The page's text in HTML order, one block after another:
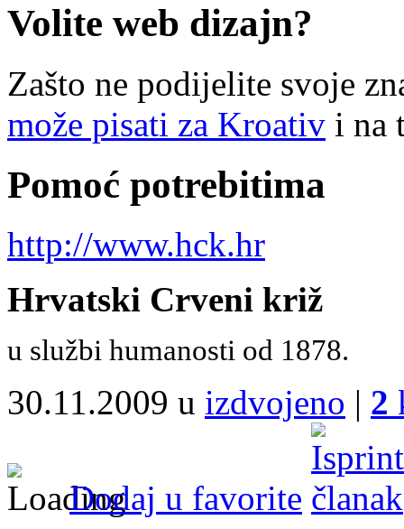
Volite web dizajn?
Zašto ne podijelite svoje
može pisati za Kroativ i na
Pomoć potrebitima
http://www.hck.hr
Hrvatski Crveni križ
u službi humanosti od 1878.
30.11.2009 u izdvojeno | 2
Dodaj u favorite